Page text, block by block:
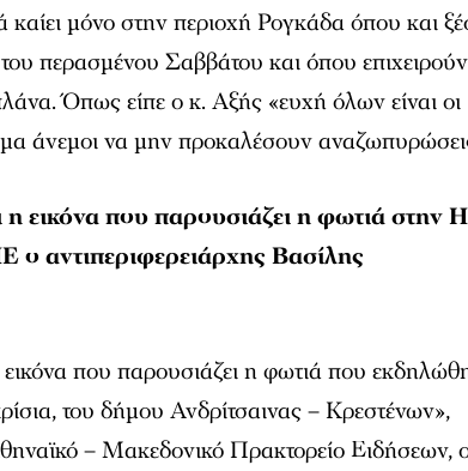
μόνο στην περιοχή Ρογκάδα όπου και
περασμένου Σαββάτου και όπου επιχειρούν
Όπως είπε ο κ. Αξής «ευχή όλων είναι οι
άνεμοι να μην προκαλέσουν
εικόνα που παρουσιάζει η φωτιά στην
ο αντιπεριφερειάρχης Βασίλης
που παρουσιάζει η φωτιά που
του δήμου Ανδρίτσαινας – Κρεστένων»,
– Μακεδονικό Πρακτορείο Ειδήσεων,